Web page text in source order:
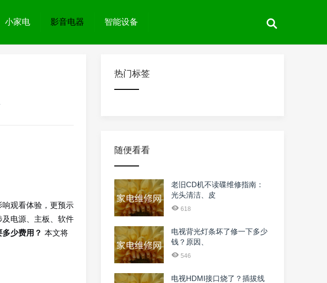
小家电 影音电器 智能设备
观看体验，更预示
电源、主板、软件
少费用？ 本文将
热门标签
随便看看
老旧CD机不读碟维修指南：
光头清洁、皮
618
电视背光灯条坏了修一下多少
钱？原因、
546
电视HDMI接口烧了？插拔线